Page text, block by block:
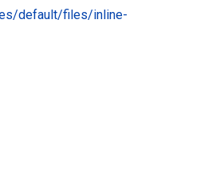
default/files/inline-